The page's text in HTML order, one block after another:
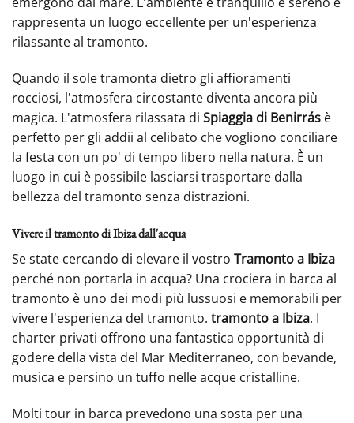
rappresenta un luogo eccellente per un'esperienza
rilassante al tramonto.
Quando il sole tramonta dietro gli affioramenti
rocciosi, l'atmosfera circostante diventa ancora più
magica. L'atmosfera rilassata di Spiaggia di Benirrás è
perfetto per gli addii al celibato che vogliono conciliare
la festa con un po' di tempo libero nella natura. È un
luogo in cui è possibile lasciarsi trasportare dalla
bellezza del tramonto senza distrazioni.
Vivere il tramonto di Ibiza dall'acqua
Se state cercando di elevare il vostro Tramonto a Ibiza
perché non portarla in acqua? Una crociera in barca al
tramonto è uno dei modi più lussuosi e memorabili per
vivere l'esperienza del tramonto. tramonto a Ibiza. I
charter privati offrono una fantastica opportunità di
godere della vista del Mar Mediterraneo, con bevande,
musica e persino un tuffo nelle acque cristalline.
Molti tour in barca prevedono una sosta per una